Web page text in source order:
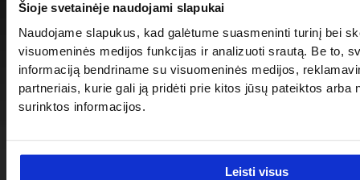
Šioje svetainėje naudojami slapukai
Naudojame slapukus, kad galėtume suasmeninti turinį bei
visuomeninės medijos funkcijas ir analizuoti srautą. Be to,
informaciją bendriname su visuomeninės medijos,
partneriais, kurie gali ją pridėti prie kitos jūsų pateiktos arba
surinktos informacijos.
Leisti visus
BROŠIŪRA ATSISIUNTIMUI